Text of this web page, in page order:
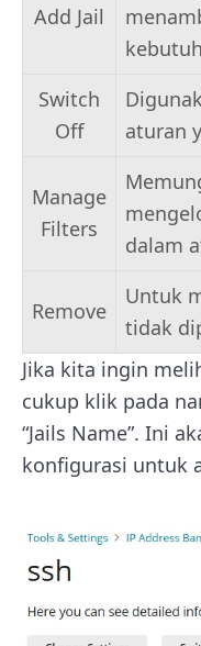
Add Jail
Switch
Off
aturan
Manage
Filters
dalam
Remove
Untuk
tidak
Jika kita ingin
cukup klik pada
“Jails Name”. Ini
konfigurasi untuk